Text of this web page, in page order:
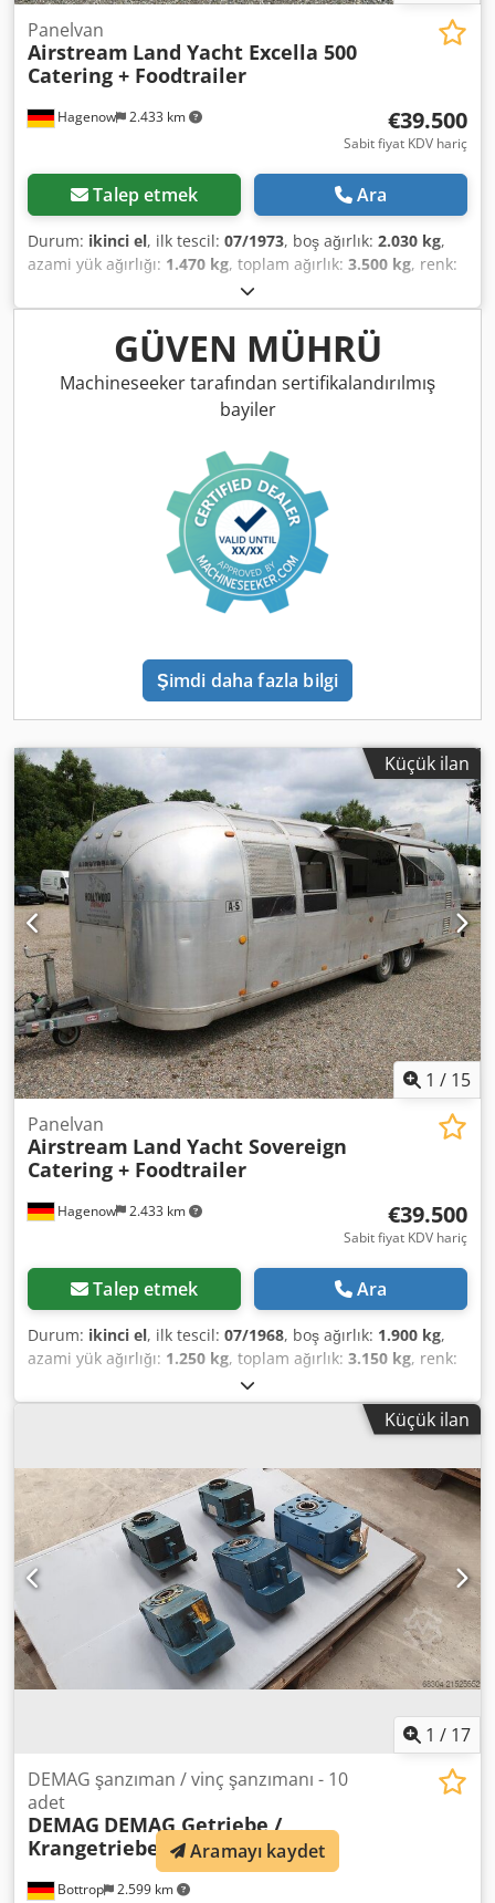
Hagenow 2.433 km
Panelvan
Airstream Land Yacht Excella 500
Catering + Foodtrailer
€39.500
Sabit fiyat KDV hariç
Talep etmek Ara
Durum: ikinci el, ilk tescil: 07/1973, boş ağırlık: 2.030 kg,
azami yük ağırlığı: 1.470 kg, toplam ağırlık: 3.500 kg, renk:
, süspansiyon:
uzunluk:9.800 mm, Thermo King refrigeration unit, chiller
unit with second evaporator, insulated, new general
inspection/emissions test (HU/AU), vehicle length 9,800
mm, vehicle width 2,420 mm, vehicle height 2,800 mm.
Airstream Land Yacht Excella 500 catering and food trailer,
kitchen fit-out, serving hatch, work area, sink, cabinets,
shelving, hot water, waste water, combi-steamer, 220/400
Volt connection, industrial dishwasher, refrigerator, walk-
in cold room/freezer room with Thermo King refrigeration
down to minus 20 degrees for deep-freeze function. Power
sockets throughout the interior, various windows, entrance
door with fly screen, marker lights, roof hatches, fresh
water tank, waste water tank, instantaneous water heater,
2x 140Ah 12V starter batteries. Dsdowzbk Tepfx Aidock
GÜVEN MÜHRÜ
Machineseeker tarafından sertifikalandırılmış
bayiler
Şimdi daha fazla bilgi
Küçük ilan
1 / 15
Hagenow 2.433 km
Panelvan
Airstream Land Yacht Sovereign
Catering + Foodtrailer
€39.500
Sabit fiyat KDV hariç
Talep etmek Ara
Durum: ikinci el, ilk tescil: 07/1968, boş ağırlık: 1.900 kg,
azami yük ağırlığı: 1.250 kg, toplam ağırlık: 3.150 kg, renk:
, süspansiyon:
uzunluk:10.000 mm, Thermo King refrigeration unit,
refrigeration unit with 2nd evaporator, insulated, new
vehicle width 2,450 mm, vehicle height 2,800 mm.
Airstream Land Yacht Sovereign catering & food trailer,
kitchen fit-out, serving hatch, work area, sink, cabinets,
shelves, hot water, wastewater, combi-steamer, 220/400
volt connection, industrial dishwasher, refrigerator, walk-
in cold room/freezer room, cold/freezer room Thermo King
down to minus 20 degrees with deep-freeze function,
sockets throughout the interior, various windows, entrance
door with fly screen, marker lights, roof hatches, fresh
water tank, waste water tank, instantaneous water heater,
Küçük ilan
1 / 17
Bottrop 2.599 km
DEMAG şanzıman / vinç şanzımanı - 10
adet
DEMAG DEMAG Getriebe /
Krangetriebe - 10 St.Aramayı kaydet